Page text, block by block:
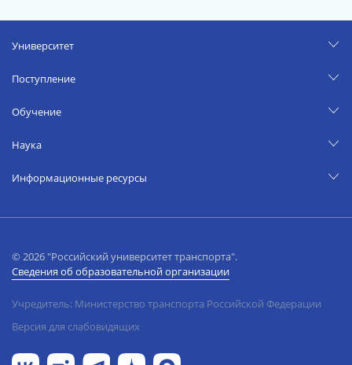
Университет
Поступление
Обучение
Наука
Информационные ресурсы
© 2026 "Российский университет транспорта".
Сведения об образовательной организации
Учредитель: Министерство транспорта Российской Федерации
Версия для слабовидящих